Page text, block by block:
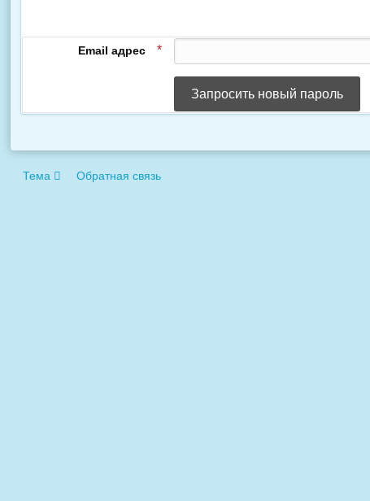
Email адрес
Запросить новый пароль
Тема Обратная связь